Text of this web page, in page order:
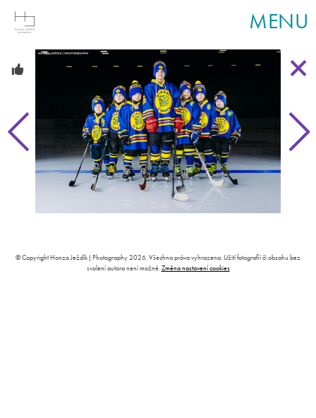
MENU
© Copyright Honza Ježdík | Photography 2026. Všechna práva vyhrazena. Užití fotografií či obsahu bez
svolení autora není možné.Změna nastavení cookies